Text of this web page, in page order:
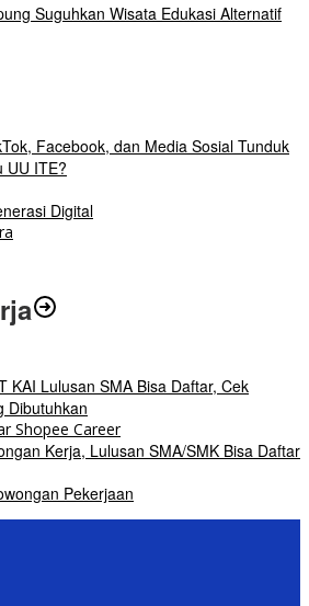
Suguhkan Wisata Edukasi Alternatif
Facebook, dan Media Sosial Tunduk
UU ITE?
Digital
KAI Lulusan SMA Bisa Daftar, Cek
Dibutuhkan
Kerja, Lulusan SMA/SMK Bisa Daftar
Pekerjaan